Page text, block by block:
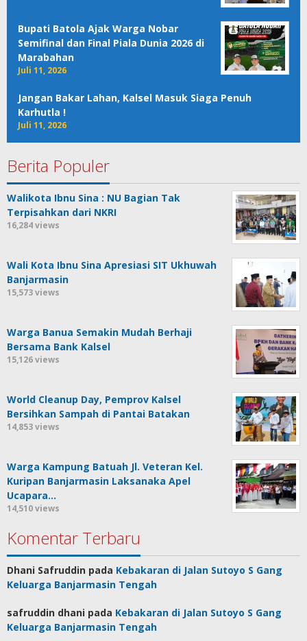
Bupati Batola Ajak Warga Nobar
Semifinal dan Final Piala Dunia 2026 di
Marabahan
Juli 11, 2026
Jangan Bakar Lahan, Kalsel Masuk Siaga Penuh
Karhutla !
Juli 11, 2026
Berita Populer
Walikota Ibnu Sina : NU Bagian Tak
Terpisahkan dari NKRI
16,284 views
Wali Kota Ibnu Sina Apresiasi SIT Ukhuwah
Banjarmasin
15,573 views
Warga Banua Semakin Mudah Berhaji
Bersama Bank Kalsel
15,126 views
World Cleanup Day, Pemprov Kalsel
Bersihkan Sampah di Pantai Batakan
14,853 views
Warga Kampung Batuah Jl. Veteran Kel.
Kuripan Banjarmasin Laksanaka Apel
Ucapara…
14,510 views
Komentar Terbaru
Dhani Safruddin pada Kebakaran di Jalan Sutoyo S Gang
Keluarga Banjarmasin Tengah
safruddin dhani pada Kebakaran di Jalan Sutoyo S Gang
Keluarga Banjarmasin Tengah